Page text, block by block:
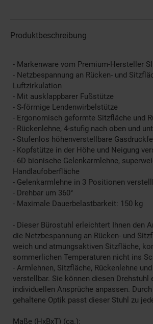
Produktbeschreibung
- Markenware vom Premium-Hersteller
- Netzbespannung an Rücken- und
Luftzirkulation
- Mit ausklappbarer Fußstütze
- S-förmige Lendenwirbelstütze
- Ergonomisch geformte Sitzfläche und
- Rückenlehne, 4-stufig nach oben und
- Stufenlos höhenverstellbare
- Kopfstütze in der Höhe und Neigung
- 6D bionische Gelenkarmlehne,
Handlaufoberfläche
- Gelenkarmlehne in 3 Positionen
- Drehbar um 360°
- Maximale Dauerbelastbarkeit: 150 kg
- Dieser Bürostuhl erleichtert Ihnen den
die Netzbespannung an Rücken- und
weich und atmungsaktiven Sitzfläche,
sommerlichen Temperaturen nicht ins
- Armlehnen, Sitzfläche, Rückenlehne
verstellbar. Sie können diesen Drehstuhl
individuellen Ansprüche anpassen.
gehaltene Optik passt dieser Stuhl zu
Maße (HxBxT) (ca.):